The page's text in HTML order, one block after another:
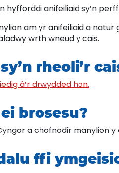
hyfforddi anifeiliaid sy’n
am yr anifeiliaid a
wrth wneud y cais.
rheoli’r
â’r drwydded hon.
brosesu?
a chofnodir manylion
ffi